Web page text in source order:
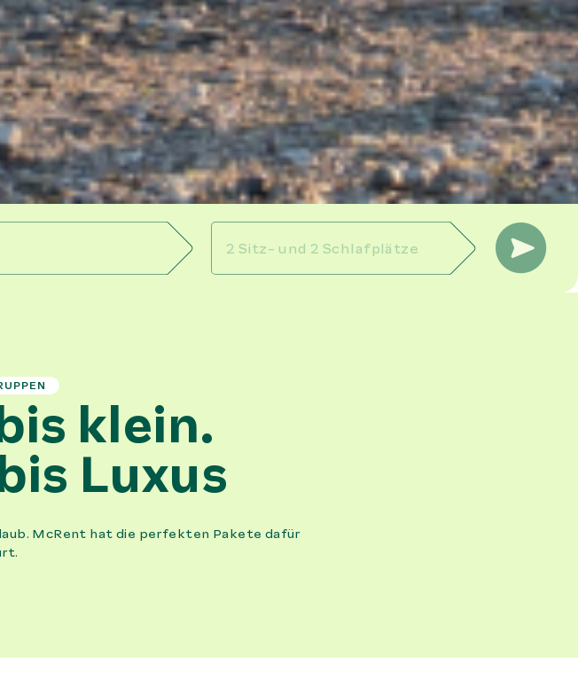
klein.
Luxus
McRent hat die perfekten Pakete dafür